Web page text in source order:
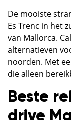
De mooiste
Es Trenc in het
van Mallorca.
alternatieven
noorden. Met
die alleen
Beste
drive